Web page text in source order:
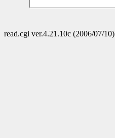
read.cgi ver.4.21.10c (2006/07/10)